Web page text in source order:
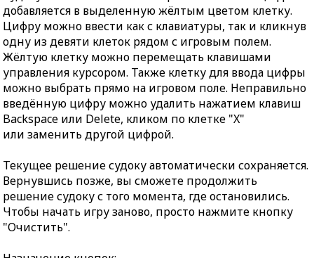
добавляется в выделенную жёлтым цветом клетку.
Цифру можно ввести как с клавиатуры, так и кликнув
одну из девяти клеток рядом с игровым полем.
Жёлтую клетку можно перемещать клавишами
управления курсором. Также клетку для ввода цифры
можно выбрать прямо на игровом поле. Неправильно
введённую цифру можно удалить нажатием клавиш
Backspace или Delete, кликом по клетке "X"
или заменить другой цифрой.
Текущее решение судоку автоматически сохраняется.
Вернувшись позже, вы сможете продолжить
решение судоку с того момента, где остановились.
Чтобы начать игру заново, просто нажмите кнопку
"Очистить".